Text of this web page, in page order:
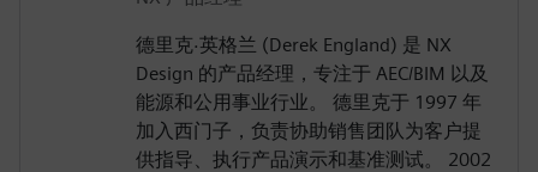
德里克·英格兰 (Derek England) 是 NX
Design 的产品经理，专注于 AEC/BIM 以及
能源和公用事业行业。 德里克于 1997 年
加入西门子，负责协助销售团队为客户提
供指导、执行产品演示和基准测试。 2002